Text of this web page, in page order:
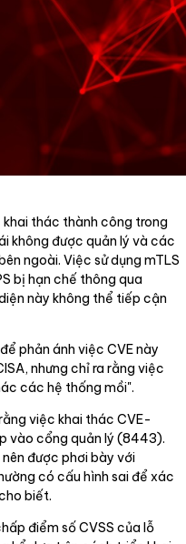
khai thác thành công trong
không được quản lý và các
ngoài. Việc sử dụng mTLS
bị hạn chế thông qua
này không thể tiếp cận
phản ánh việc CVE này
nhưng chỉ ra rằng việc
các hệ thống mồi".
việc khai thác CVE-
vào cổng quản lý (8443).
được phơi bày với
có cấu hình sai để xác
biết.
điểm số CVSS của lỗ